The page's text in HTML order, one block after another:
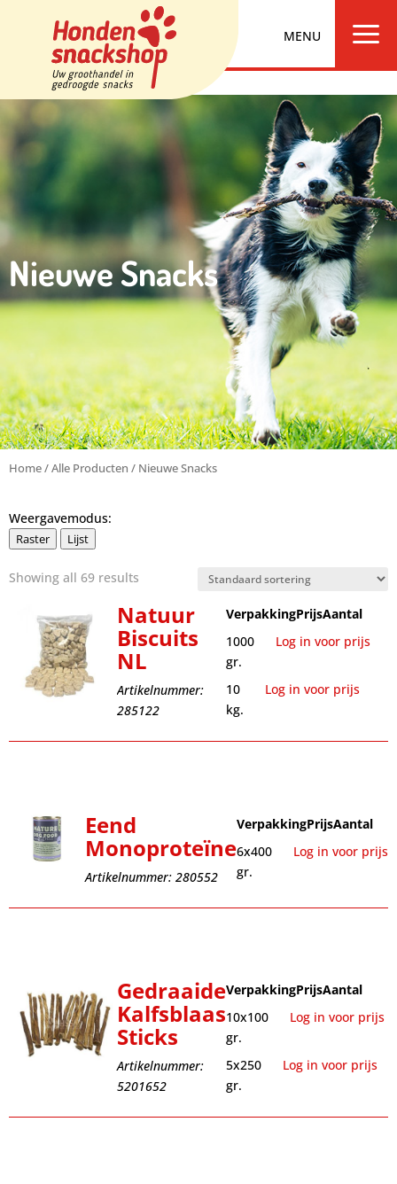
a
Nieuwe Snacks
Home/Alle Producten / Nieuwe Snacks
Weergavemodus:
Raster Lijst
Showing all 69 results
Natuur
Biscuits
NL
Artikelnummer:
285122
VerpakkingPrijsAantal
1000
gr.
Log in voor prijs
10
kg.
Log in voor prijs
Eend
Monoproteïne
Artikelnummer: 280552
VerpakkingPrijsAantal
6x400
gr.
Log in voor prijs
Gedraaide
Kalfsblaas
Sticks
Artikelnummer:
5201652
VerpakkingPrijsAantal
10x100
gr.
Log in voor prijs
5x250
gr.
Log in voor prijs